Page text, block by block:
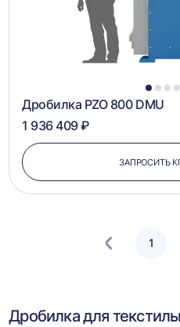
1 2 3 4
Дробилка PZO 800 DMU
1 936 409 ₽
ЗАПРОСИТЬ
1
Дробилка для